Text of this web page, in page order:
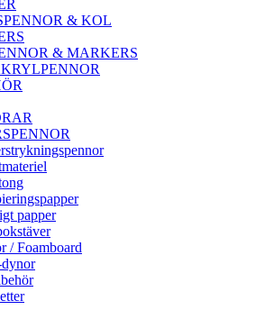
& KOL
& MARKERS
papper
/ Foamboard
dynor